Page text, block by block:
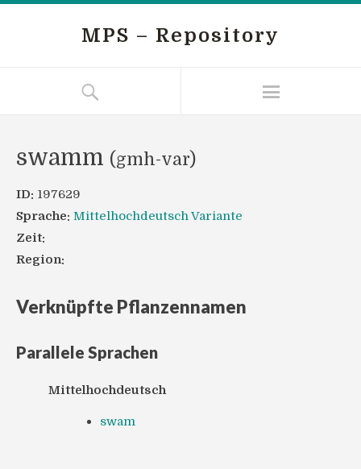
MPS – Repository
swamm (gmh-var)
ID: 197629
Sprache: Mittelhochdeutsch Variante
Zeit:
Region:
Verknüpfte Pflanzennamen
Parallele Sprachen
Mittelhochdeutsch
swam